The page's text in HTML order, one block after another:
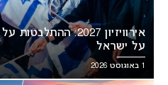
אירוויזיון 2027:
על ישראל
1 באוגוסט 2026